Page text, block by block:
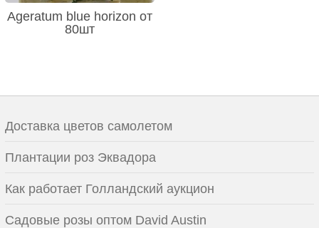
Ageratum blue horizon от
80шт
Доставка цветов самолетом
Плантации роз Эквадора
Как работает Голландский аукцион
Садовые розы оптом David Austin